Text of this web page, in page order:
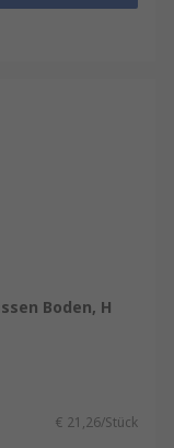
Boden, H
€ 21,26/Stück